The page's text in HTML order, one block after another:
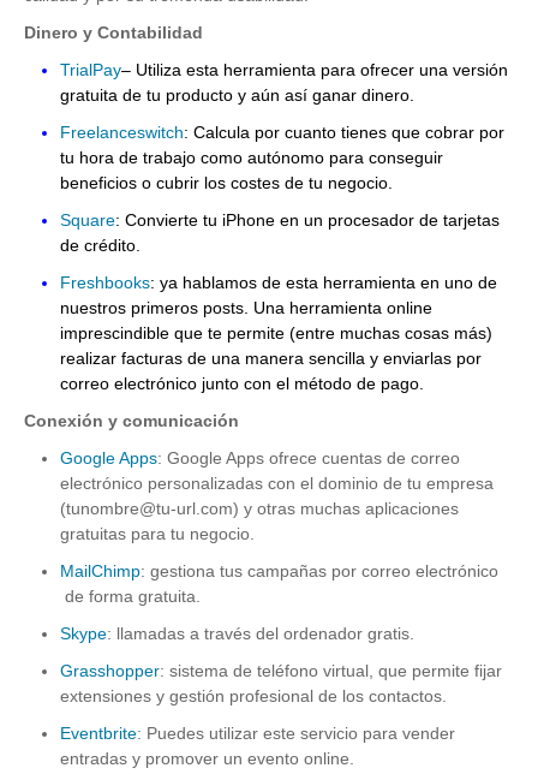
Dinero y Contabilidad
TrialPay– Utiliza esta herramienta para ofrecer una versión
gratuita de tu producto y aún así ganar dinero.
Freelanceswitch: Calcula por cuanto tienes que cobrar por
tu hora de trabajo como autónomo para conseguir
beneficios o cubrir los costes de tu negocio.
Square: Convierte tu iPhone en un procesador de tarjetas
de crédito.
Freshbooks: ya hablamos de esta herramienta en uno de
nuestros primeros posts. Una herramienta online
imprescindible que te permite (entre muchas cosas más)
realizar facturas de una manera sencilla y enviarlas por
correo electrónico junto con el método de pago.
Conexión y comunicación
Google Apps: Google Apps ofrece cuentas de correo
electrónico personalizadas con el dominio de tu empresa
(tunombre@tu-url.com) y otras muchas aplicaciones
gratuitas para tu negocio.
MailChimp: gestiona tus campañas por correo electrónico
de forma gratuita.
Skype: llamadas a través del ordenador gratis.
Grasshopper: sistema de teléfono virtual, que permite fijar
extensiones y gestión profesional de los contactos.
Eventbrite: Puedes utilizar este servicio para vender
entradas y promover un evento online.